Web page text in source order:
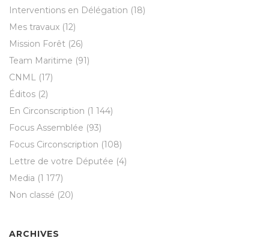
Interventions en Délégation (18)
Mes travaux (12)
Mission Forêt (26)
Team Maritime (91)
CNML (17)
Éditos (2)
En Circonscription (1 144)
Focus Assemblée (93)
Focus Circonscription (108)
Lettre de votre Députée (4)
Media (1 177)
Non classé (20)
ARCHIVES